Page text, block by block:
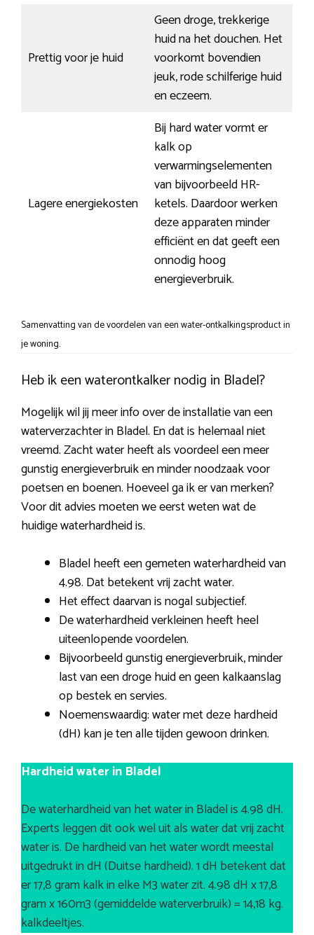
Prettig voor je huid
Geen droge, trekkerige
huid na het douchen. Het
voorkomt bovendien
jeuk, rode schilferige huid
en eczeem.
Lagere energiekosten
Bij hard water vormt er
kalk op
verwarmingselementen
van bijvoorbeeld HR-
ketels. Daardoor werken
deze apparaten minder
efficiënt en dat geeft een
onnodig hoog
energieverbruik.
Samenvatting van de voordelen van een water-ontkalkingsproduct in
je woning.
Heb ik een waterontkalker nodig in Bladel?
Mogelijk wil jij meer info over de installatie van een
waterverzachter in Bladel. En dat is helemaal niet
vreemd. Zacht water heeft als voordeel een meer
gunstig energieverbruik en minder noodzaak voor
poetsen en boenen. Hoeveel ga ik er van merken?
Voor dit advies moeten we eerst weten wat de
huidige waterhardheid is.
Bladel heeft een gemeten waterhardheid van
4.98. Dat betekent vrij zacht water.
Het effect daarvan is nogal subjectief.
De waterhardheid verkleinen heeft heel
uiteenlopende voordelen.
Bijvoorbeeld gunstig energieverbruik, minder
last van een droge huid en geen kalkaanslag
op bestek en servies.
Noemenswaardig: water met deze hardheid
(dH) kan je ten alle tijden gewoon drinken.
Hardheid water in Bladel
De waterhardheid van het water in Bladel is 4.98 dH.
Experts leggen dit ook wel uit als water dat vrij zacht
water is. De hardheid van het water wordt meestal
uitgedrukt in dH (Duitse hardheid). 1 dH betekent dat
er 17,8 gram kalk in elke M3 water zit. 4.98 dH x 17,8
gram x 160m3 (gemiddelde waterverbruik) = 14,18 kg.
kalkdeeltjes.